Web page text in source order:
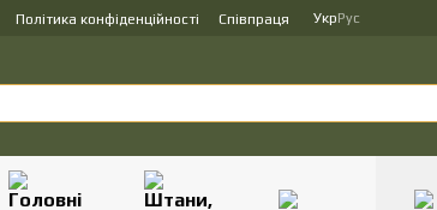
Політика конфіденційності Співпраця УкрРус